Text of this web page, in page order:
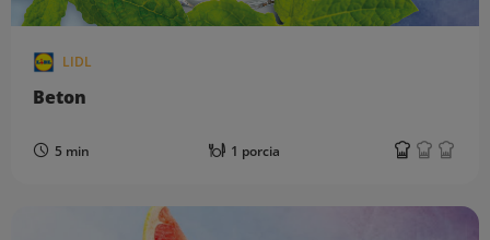
LIDL
Beton
5 min 1 porcia